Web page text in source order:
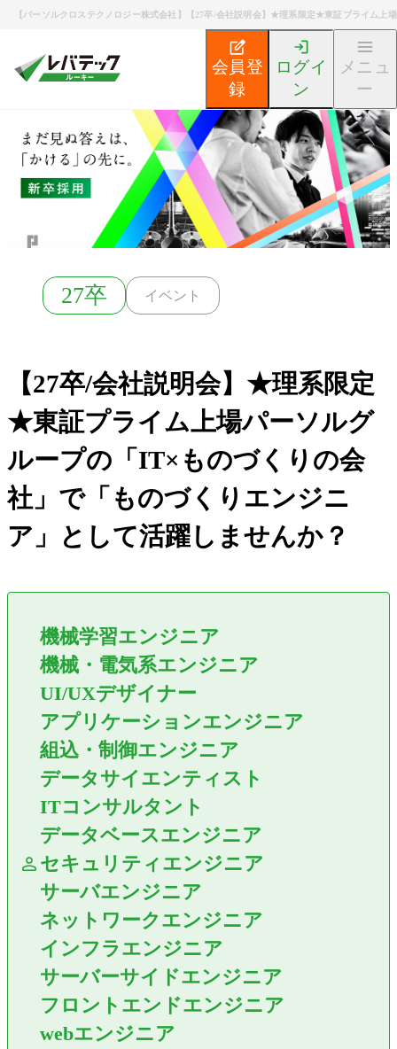
【パーソルクロステクノロジー株式会社】【27卒/会社説明会】★理系限定★東証プライム
会員登
録
ログイ
ン
メニュ
ー
募集検索 【27卒/会社説明
27卒 イベント
【27卒/会社説明会】★理系限定
★東証プライム上場パーソルグ
ループの「IT×ものづくりの会
社」で「ものづくりエンジニ
ア」として活躍しませんか？
機械学習エンジニア
機械・電気系エンジニア
UI/UXデザイナー
アプリケーションエンジニア
組込・制御エンジニア
データサイエンティスト
ITコンサルタント
データベースエンジニア
セキュリティエンジニア
サーバエンジニア
ネットワークエンジニア
インフラエンジニア
サーバーサイドエンジニア
フロントエンドエンジニア
webエンジニア